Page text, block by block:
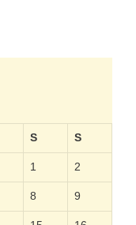
S S
1 2
8 9